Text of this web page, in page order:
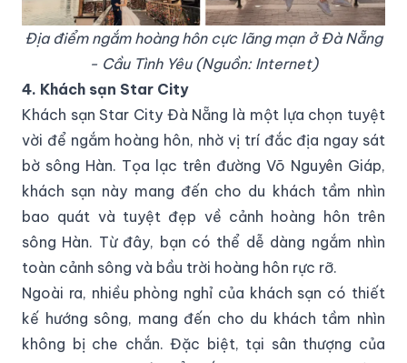
Địa điểm ngắm hoàng hôn cực lãng mạn ở Đà Nẵng
- Cầu Tình Yêu (Nguồn: Internet)
4. Khách sạn Star City
Khách sạn Star City Đà Nẵng là một lựa chọn tuyệt
vời để ngắm hoàng hôn, nhờ vị trí đắc địa ngay sát
bờ sông Hàn. Tọa lạc trên đường Võ Nguyên Giáp,
khách sạn này mang đến cho du khách tầm nhìn
bao quát và tuyệt đẹp về cảnh hoàng hôn trên
sông Hàn. Từ đây, bạn có thể dễ dàng ngắm nhìn
toàn cảnh sông và bầu trời hoàng hôn rực rỡ.
Ngoài ra, nhiều phòng nghỉ của khách sạn có thiết
kế hướng sông, mang đến cho du khách tầm nhìn
không bị che chắn. Đặc biệt, tại sân thượng của